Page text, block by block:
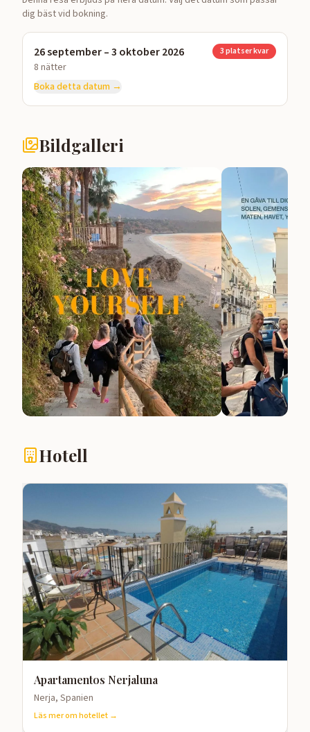
dig bäst vid bokning.
26 september–3 oktober 2026
8 nätter
3platser kvar
Boka detta datum →
Bildgalleri
Hotell
Apartamentos Nerjaluna
Nerja, Spanien
Läs mer om hotellet →